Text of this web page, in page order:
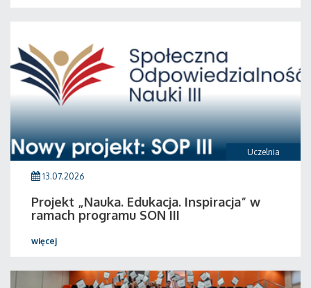
Uczelnia
13.07.2026
Projekt „Nauka. Edukacja. Inspiracja” w
ramach programu SON III
więcej